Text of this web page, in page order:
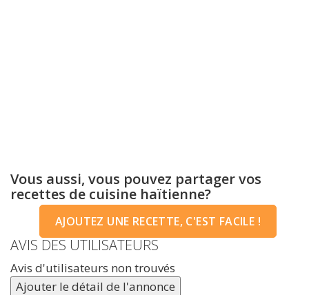
Vous aussi, vous pouvez partager vos
recettes de cuisine haïtienne?
AJOUTEZ UNE RECETTE, C'EST FACILE !
AVIS DES UTILISATEURS
Avis d'utilisateurs non trouvés
Ajouter le détail de l'annonce